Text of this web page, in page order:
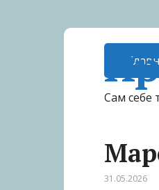
Сам себе
31.05.2026